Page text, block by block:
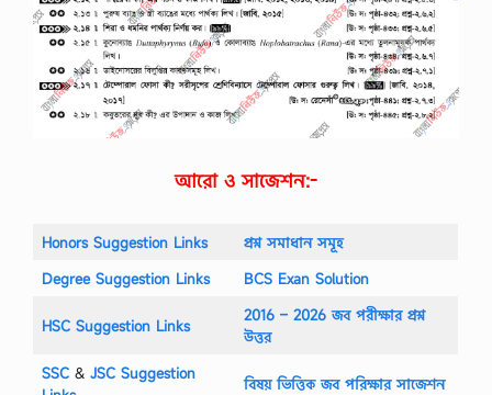
আরো ও সাজেশন:-
Honors Suggestion Links
প্রশ্ন সমাধান সমূহ
Degree Suggestion Links
BCS Exan Solution
HSC Suggestion Links
2016 – 2026 জব পরীক্ষার প্রশ্ন
উত্তর
SSC ‍& JSC Suggestion
বিষয় ভিত্তিক জব পরিক্ষার সাজেশন